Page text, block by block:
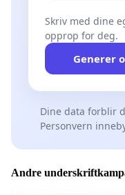
Skriv med dine
opprop for deg.
Generer
Dine data forblir
Personvern
Andre